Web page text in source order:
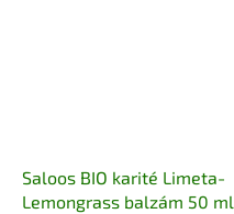
Saloos BIO karité Limeta-
Lemongrass balzám 50 ml